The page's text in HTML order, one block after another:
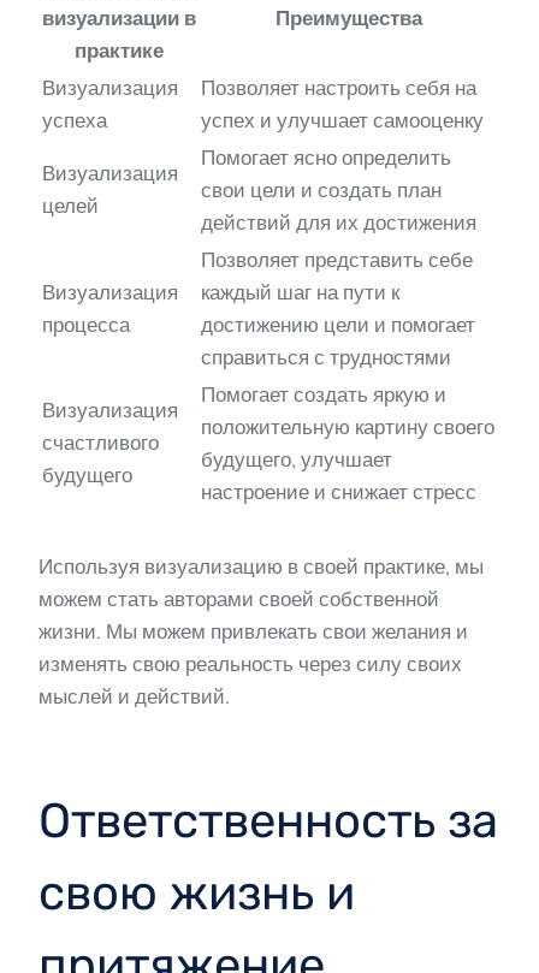
визуализации в
практике
Преимущества
Визуализация
успеха
Позволяет настроить себя на
успех и улучшает самооценку
Визуализация
целей
Помогает ясно определить
свои цели и создать план
действий для их достижения
Визуализация
процесса
Позволяет представить себе
каждый шаг на пути к
достижению цели и помогает
справиться с трудностями
Визуализация
счастливого
будущего
Помогает создать яркую и
положительную картину своего
будущего, улучшает
настроение и снижает стресс
Используя визуализацию в своей практике, мы
можем стать авторами своей собственной
жизни. Мы можем привлекать свои желания и
изменять свою реальность через силу своих
мыслей и действий.
Ответственность за
свою жизнь и